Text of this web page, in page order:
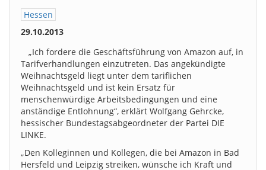
Hessen
29.10.2013
„Ich fordere die Geschäftsführung von Amazon auf, in
Tarifverhandlungen einzutreten. Das angekündigte
Weihnachtsgeld liegt unter dem tariflichen
Weihnachtsgeld und ist kein Ersatz für
menschenwürdige Arbeitsbedingungen und eine
anständige Entlohnung“, erklärt Wolfgang Gehrcke,
hessischer Bundestagsabgeordneter der Partei DIE
LINKE.
„Den Kolleginnen und Kollegen, die bei Amazon in Bad
Hersfeld und Leipzig streiken, wünsche ich Kraft und